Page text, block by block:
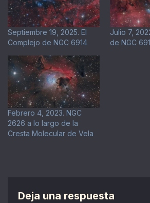
Septiembre 19, 2025. El
Complejo de NGC 6914
Julio 7,
de NGC
Febrero 4, 2023. NGC
2626 a lo largo de la
Cresta Molecular de Vela
Deja una respuesta